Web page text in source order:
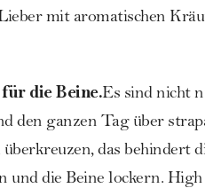
mit aromatischen
die Beine.Es sind nicht
den ganzen Tag über
überkreuzen, das
und die Beine lockern. High